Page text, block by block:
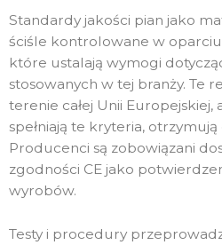
Standardy jakości pian jako
ściśle kontrolowane w
które ustalają wymogi
stosowanych w tej branży. Te
terenie całej Unii
spełniają te kryteria, otrzymują
Producenci są zobowiązani
zgodności CE jako
wyrobów.
Testy i procedury